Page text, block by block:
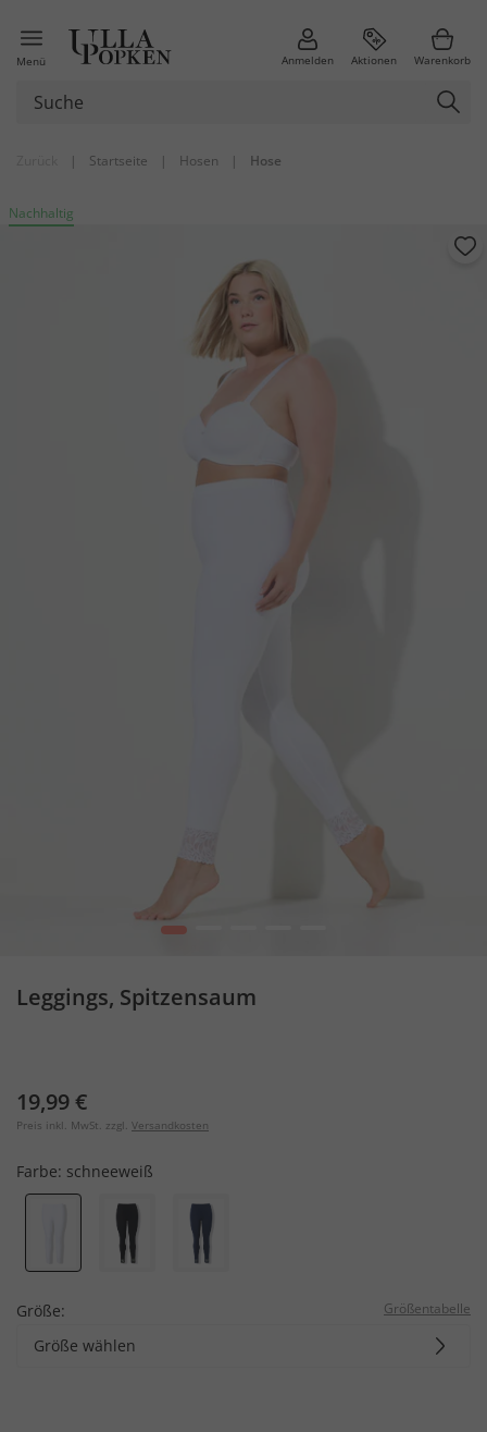
Menü Anmelden Aktionen Warenkorb
| Startseite | Hosen | Hose
Nachhaltig
1
Leggings, Spitzensaum
19,99 €
Preis inkl. MwSt. zzgl. Versandkosten
Farbe: schneeweiß
Größe: Größentabelle
Größe wählen